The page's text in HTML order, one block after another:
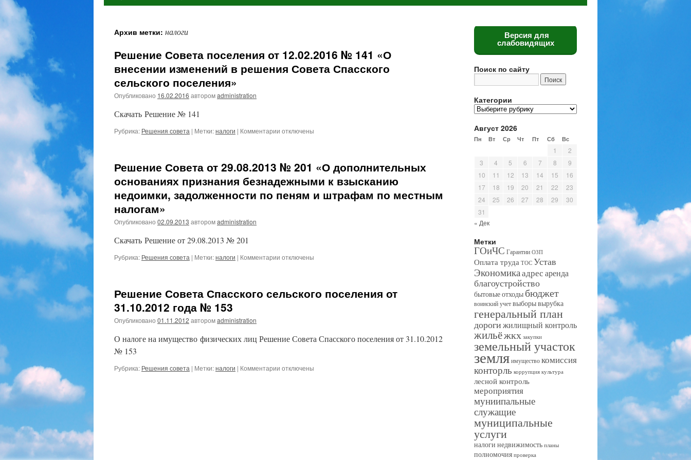
Архив метки: налоги
Решение Совета поселения от 12.02.2016 № 141 «О
внесении изменений в решения Совета Спасского
сельского поселения»
Опубликовано 16.02.2016 авторомadministration
Скачать Решение № 141
Рубрика: Решения совета | Метки:налоги | Комментарии к
поселения
12.02.2016
№
Совета
отключены
Решение Совета от 29.08.2013 № 201 «О дополнительных
основаниях признания безнадежными к взысканию
недоимки, задолженности по пеням и штрафам по местным
налогам»
Опубликовано 02.09.2013 авторомadministration
Скачать Решение от 29.08.2013 № 201
Рубрика: Решения совета | Метки:налоги | Комментарии к
от
дополнительных
безнадежными
отключены
Решение Совета Спасского сельского поселения от
31.10.2012 года № 153
Опубликовано 01.11.2012 авторомadministration
О налоге на имущество физических лиц Решение Совета Спасского поселения от 31.10.2012
№ 153
Рубрика: Решения совета | Метки:налоги | Комментарии котключены
Версия для
слабовидящих
Поиск по сайту
Категории
Категории
Август 2026
Пн Вт Ср Чт Пт Сб Вс
1
2
3
4 5 6 7 8
9
10
11 12 13 14 15
16
17
18 19 20 21 22
23
24
25 26 27 28 29
30
31
« Дек
Метки
ГОиЧС Гарантии ОЗП
Оплата труда ТОС Устав
Экономикаадресаренда
благоустройство
бытовые отходы бюджет
воинский учетвыборывырубка
генеральный план
дорогижилищный контроль
жильёжкх закупки
земельный участок
земляимуществокомиссия
конторль коррупция культура
лесной контроль
мероприятия
муниипальные
служащие
муниципальные
услуги
налоги недвижимость планы
полномочия проверка